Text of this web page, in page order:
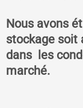
Nous avons
stockage soit
dans les
marché.